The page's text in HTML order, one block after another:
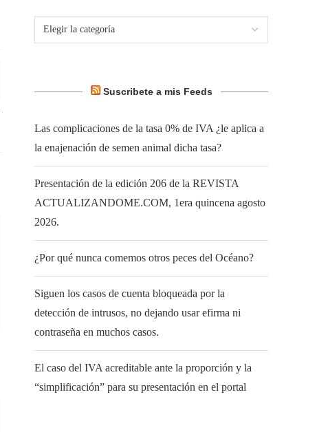
Suscribete a mis Feeds
Las complicaciones de la tasa 0% de IVA ¿le aplica a
la enajenación de semen animal dicha tasa?
Presentación de la edición 206 de la REVISTA
ACTUALIZANDOME.COM, 1era quincena agosto
2026.
¿Por qué nunca comemos otros peces del Océano?
Siguen los casos de cuenta bloqueada por la
detección de intrusos, no dejando usar efirma ni
contraseña en muchos casos.
El caso del IVA acreditable ante la proporción y la
“simplificación” para su presentación en el portal